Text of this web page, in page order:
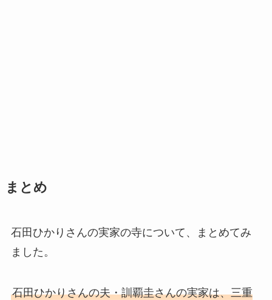
まとめ
石田ひかりさんの実家の寺について、まとめてみ
ました。
石田ひかりさんの夫・訓覇圭さんの実家は、三重